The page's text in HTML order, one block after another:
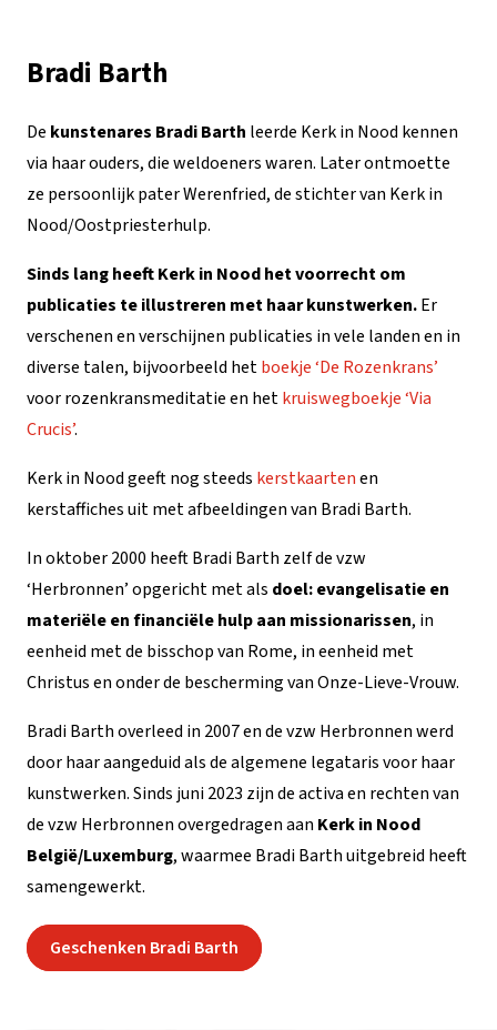
Bradi Barth
De kunstenares Bradi Barth leerde Kerk in Nood kennen
via haar ouders, die weldoeners waren. Later ontmoette
ze persoonlijk pater Werenfried, de stichter van Kerk in
Nood/Oostpriesterhulp.
Sinds lang heeft Kerk in Nood het voorrecht om
publicaties te illustreren met haar kunstwerken.Er
verschenen en verschijnen publicaties in vele landen en in
diverse talen, bijvoorbeeld hetboekje ‘De Rozenkrans’
voor rozenkransmeditatie en hetkruiswegboekje ‘Via
Crucis’.
Kerk in Nood geeft nog steeds kerstkaartenen
kerstaffiches uit met afbeeldingen van Bradi Barth.
In oktober 2000 heeft Bradi Barth zelf de vzw
‘Herbronnen’ opgericht met als doel: evangelisatie en
materiële en financiële hulp aan missionarissen, in
eenheid met de bisschop van Rome, in eenheid met
Christus en onder de bescherming van Onze-Lieve-Vrouw.
Bradi Barth overleed in 2007 en de vzw Herbronnen werd
door haar aangeduid als de algemene legataris voor haar
kunstwerken. Sinds juni 2023 zijn de activa en rechten van
de vzw Herbronnen overgedragen aan Kerk in Nood
België/Luxemburg, waarmee Bradi Barth uitgebreid heeft
samengewerkt.
Geschenken Bradi Barth